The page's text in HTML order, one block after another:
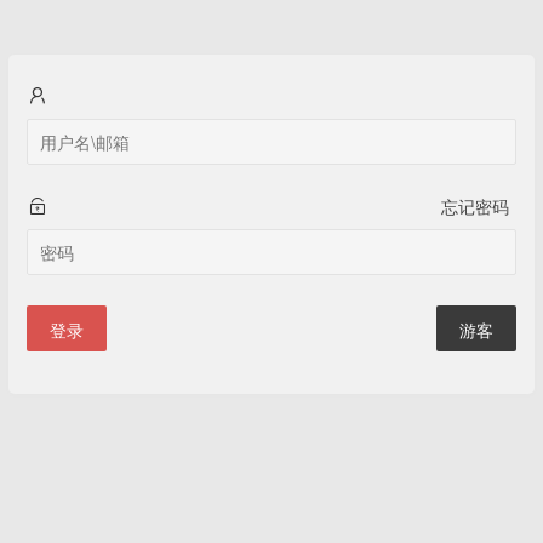
忘记密码
登录 游客